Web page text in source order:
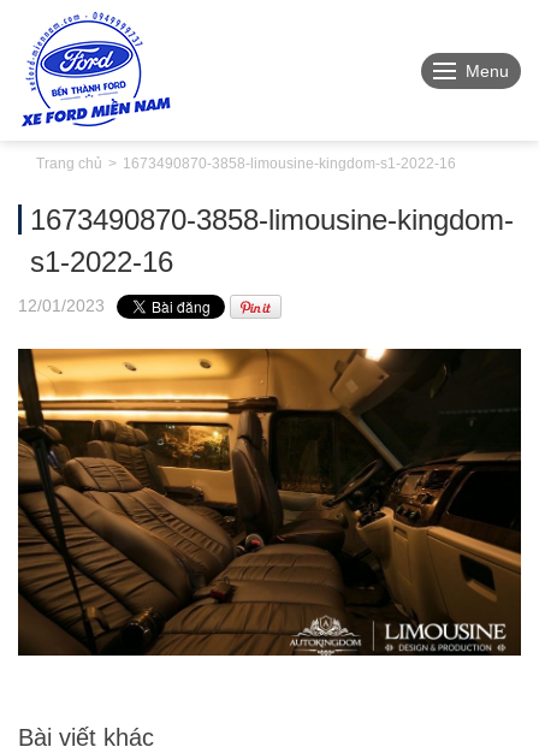
Menu
Trang chủ 1673490870-3858-limousine-kingdom-s1-2022-16
1673490870-3858-limousine-kingdom-
s1-2022-16
12/01/2023
Bài viết khác